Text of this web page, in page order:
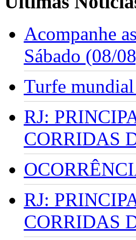
Acompanhe
Sábado (08/
Turfe
RJ:
CORRIDAS
RJ:
CORRIDAS